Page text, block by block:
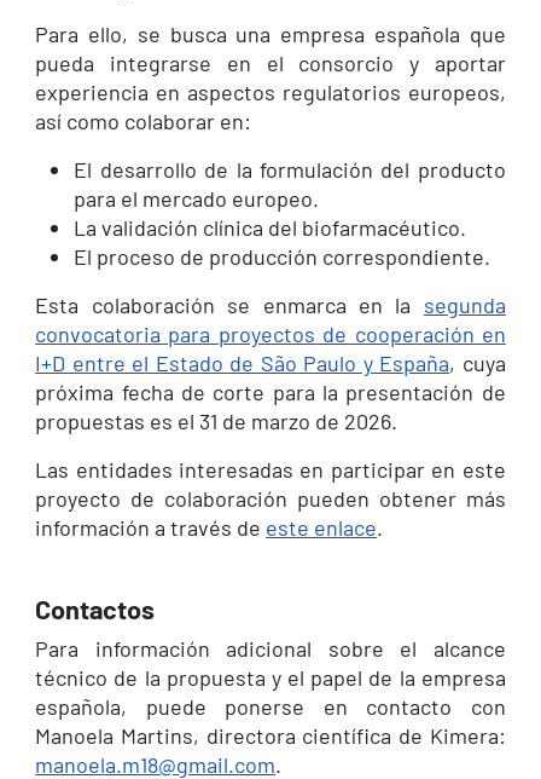
Para ello, se busca una empresa española que
pueda integrarse en el consorcio y aportar
experiencia en aspectos regulatorios europeos,
así como colaborar en:
El desarrollo de la formulación del producto
para el mercado europeo.
La validación clínica del biofarmacéutico.
El proceso de producción correspondiente.
Esta colaboración se enmarca en la segunda
convocatoria para proyectos de cooperación en
I+D entre el Estado de São Paulo y España, cuya
próxima fecha de corte para la presentación de
propuestas es el 31 de marzo de 2026.
Las entidades interesadas en participar en este
proyecto de colaboración pueden obtener más
información a través de este enlace.
Contactos
Para información adicional sobre el alcance
técnico de la propuesta y el papel de la empresa
española, puede ponerse en contacto con
Manoela Martins, directora científica de Kimera:
manoela.m18@gmail.com.